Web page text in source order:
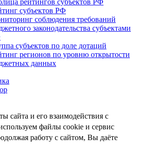
субъектов РФ
соблюдения требований
законодательства субъектами
субъектов по доле дотаций
регионов по уровню открытости
данных
сайта и его взаимодействия с
файлы cookie и сервис
работу с сайтом, Вы даёте